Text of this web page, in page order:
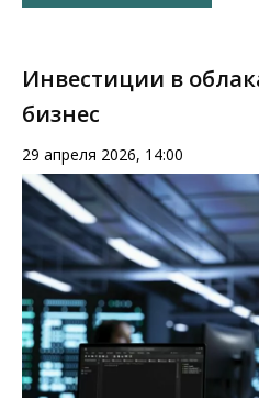
Инвестиции в
бизнес
29 апреля 2026, 14:00